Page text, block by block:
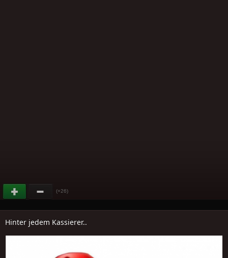
(+26)
Hinter jedem Kassierer..